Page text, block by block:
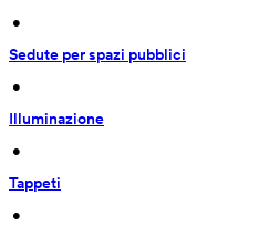
•
Sedute per spazi pubblici
•
Illuminazione
•
Tappeti
•